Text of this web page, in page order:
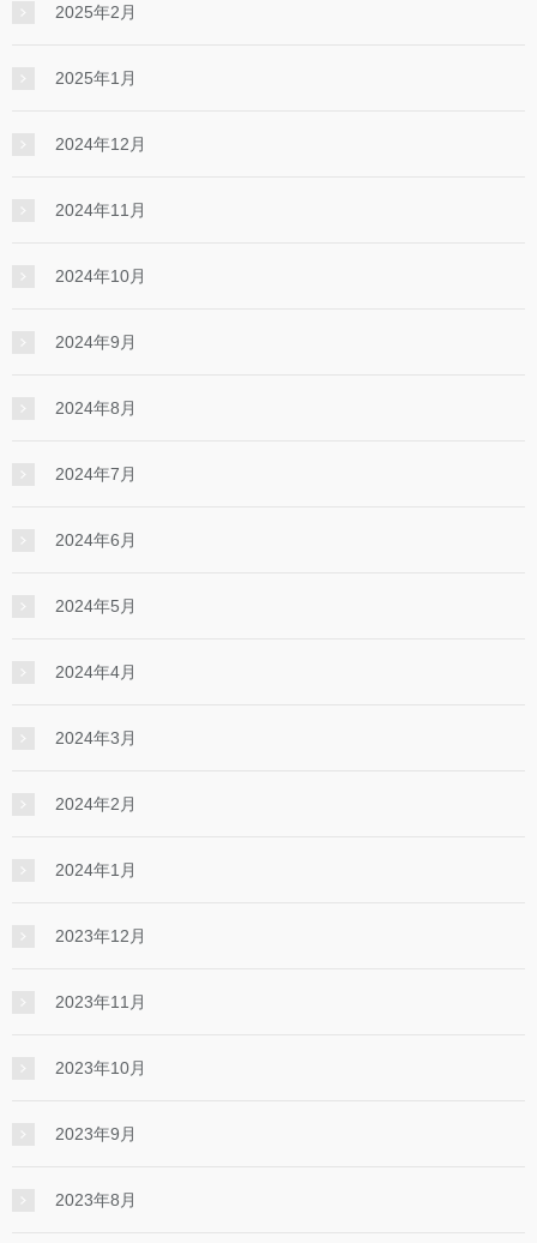
2025年2月
2025年1月
2024年12月
2024年11月
2024年10月
2024年9月
2024年8月
2024年7月
2024年6月
2024年5月
2024年4月
2024年3月
2024年2月
2024年1月
2023年12月
2023年11月
2023年10月
2023年9月
2023年8月